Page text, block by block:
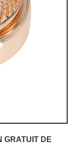
GRATUIT DE